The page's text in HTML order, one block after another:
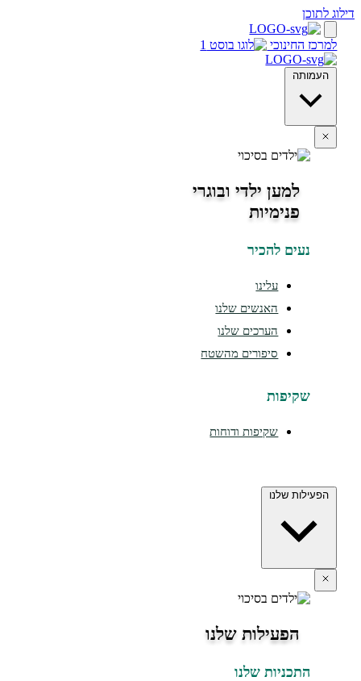
למען ילדי ובוגרי
להכיר
האנשים שלנו
הערכים שלנו
סיפורים מהשטח
שקיפות ודוחות
שלנו
הפעילות שלנו
שלנו